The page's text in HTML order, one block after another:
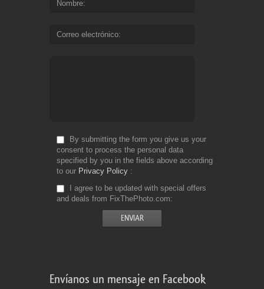
Nombre
Correo electrónico
By submitting the form you give us your
consent to process the personal data
specified by you in the fields above according
to our Privacy Policy
I agree to be updated with special offers
and deals from FixThePhoto.com
Envíanos un mensaje en Facebook